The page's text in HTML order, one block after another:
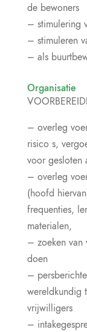
de bewoners
– stimulering
– stimuleren
– als
Organisatie
– overleg
risico s,
voor gesloten
– overleg
(hoofd
frequenties,
materialen,
– zoeken van
doen
–
wereldkundig
vrijwilligers
–